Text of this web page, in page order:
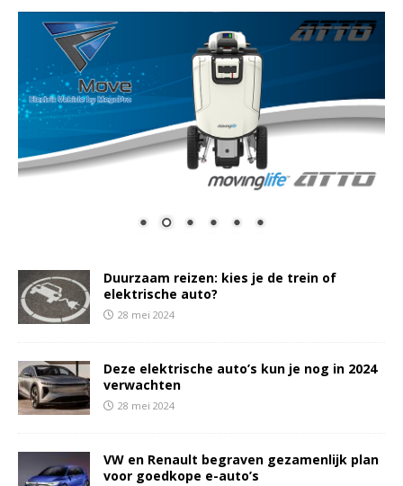
Duurzaam reizen: kies je de trein of
elektrische auto?
28 mei 2024
Deze elektrische auto’s kun je nog in 2024
verwachten
28 mei 2024
VW en Renault begraven gezamenlijk plan
voor goedkope e-auto’s